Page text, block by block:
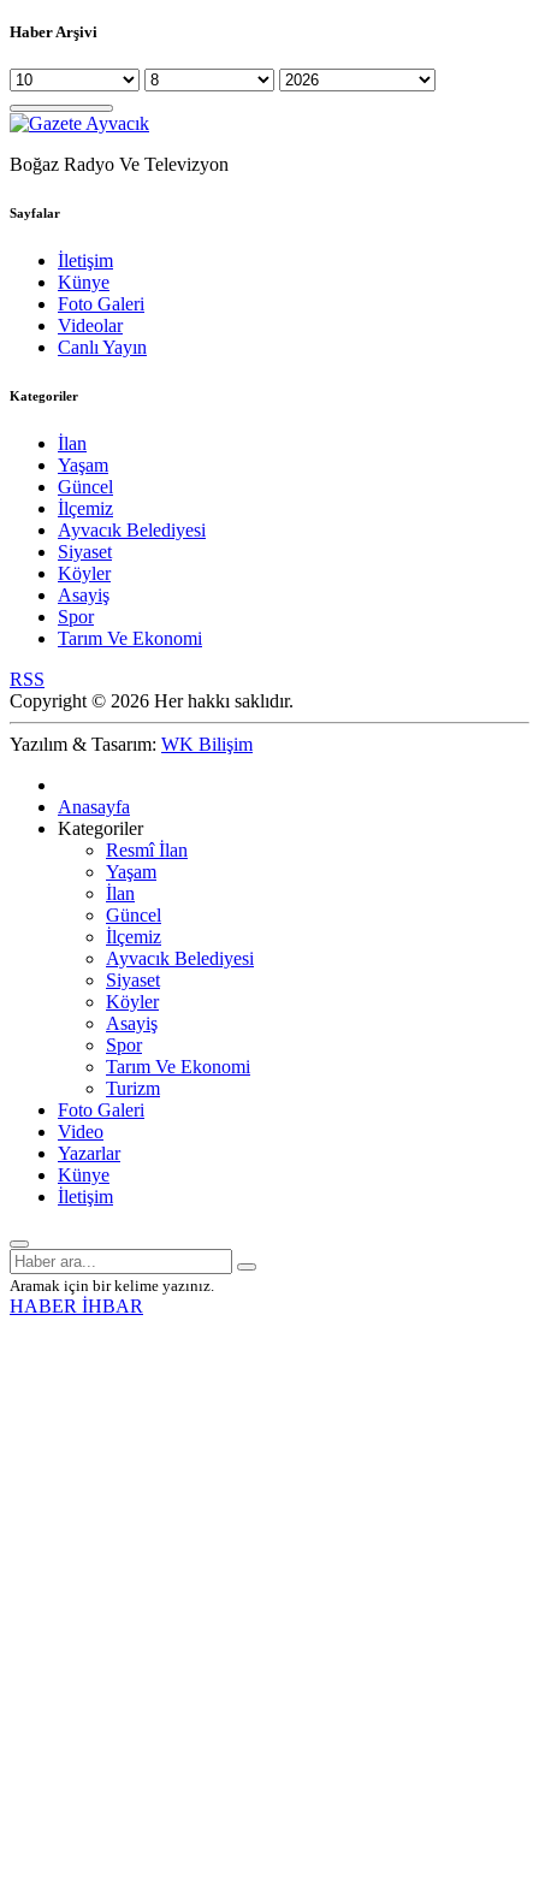
Haber Arşivi
Boğaz Radyo Ve Televizyon
Sayfalar
İletişim
Künye
Foto Galeri
Videolar
Canlı Yayın
Kategoriler
İlan
Yaşam
Güncel
İlçemiz
Ayvacık Belediyesi
Siyaset
Köyler
Asayiş
Spor
Tarım Ve Ekonomi
RSS
Copyright © 2026 Her hakkı saklıdır.
Yazılım & Tasarım: WK Bilişim
Anasayfa
Kategoriler
Resmî İlan
Yaşam
İlan
Güncel
İlçemiz
Ayvacık Belediyesi
Siyaset
Köyler
Asayiş
Spor
Tarım Ve Ekonomi
Turizm
Foto Galeri
Video
Yazarlar
Künye
İletişim
Aramak için bir kelime yazınız.
HABER İHBAR